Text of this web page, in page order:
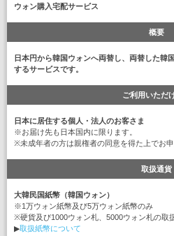
ウォン購入宅配サービス
概要
日本円から韓国ウォンへ両替し、両替した韓
するサービスです。
ご利用いただ
日本に居住する個人・法人のお客さま
※お届け先も日本国内に限ります。
※未成年者の方は親権者の同意を得た上でお申
取扱通貨
大韓民国紙幣（韓国ウォン）
※1万ウォン紙幣及び5万ウォン紙幣のみ
※硬貨及び1000ウォン札、5000ウォン札の取
▶取扱紙幣について